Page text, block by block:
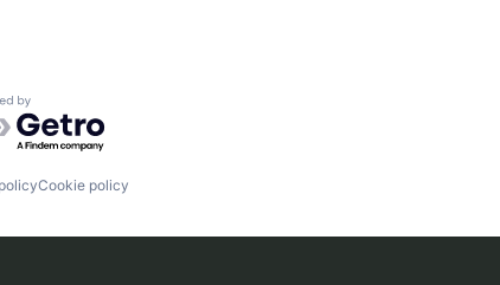
by Getro.com
Cookie policy